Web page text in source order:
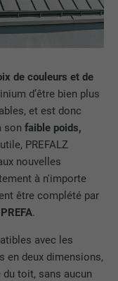
de couleurs et de
d’être bien plus
et est donc
sonfaible poids,
PREFALZ
nouvelles
à n'importe
être complété par
.
avec les
en deux dimensions,
toit, sans aucun